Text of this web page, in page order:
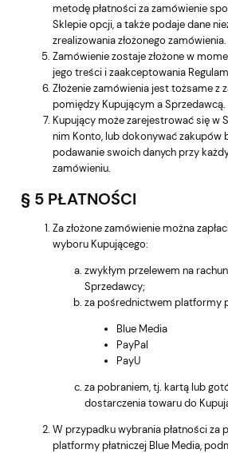
metodę płatności za zamówienie
Sklepie opcji, a także podaje dane
zrealizowania złożonego zamówienia.
Zamówienie zostaje złożone w
jego treści i zaakceptowania
Złożenie zamówienia jest tożsame z
pomiędzy Kupującym a Sprzedawcą.
Kupujący może zarejestrować się w
nim Konto, lub dokonywać zakupów
podawanie swoich danych przy
zamówieniu.
§ 5 PŁATNOŚCI
Za złożone zamówienie można
wyboru Kupującego:
zwykłym przelewem na
Sprzedawcy;
za pośrednictwem platformy
Blue Media
PayPal
PayU
za pobraniem, tj. kartą lub
dostarczenia towaru do
W przypadku wybrania płatności za
platformy płatniczej Blue Media,